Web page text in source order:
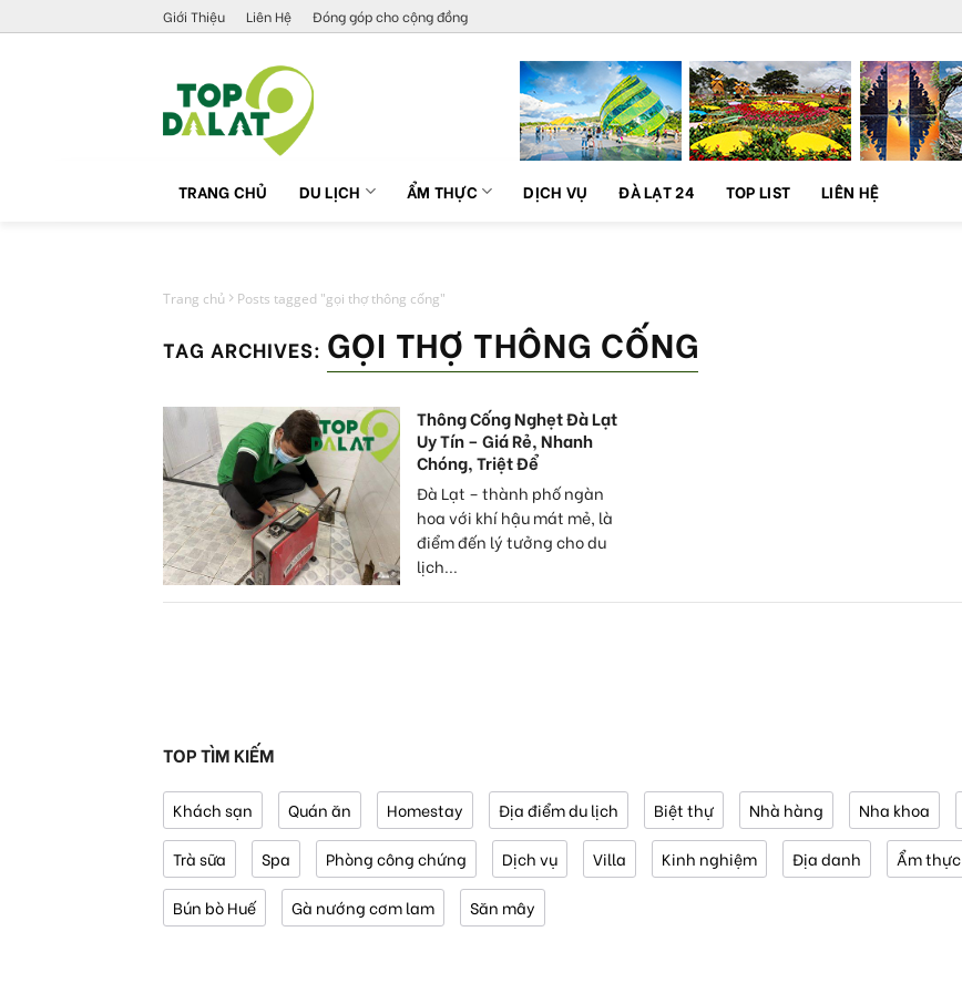
to
Giới Thiệu Liên Hệ Đóng góp cho cộng đồng
TRANG CHỦ DU LỊCH ẨM THỰC DỊCH VỤ ĐÀ LẠT 24 TOP LIST LIÊN HỆ
Trang chủ Posts tagged "gọi thợ thông cống"
TAG ARCHIVES: GỌI THỢ THÔNG CỐNG
Thông Cống Nghẹt Đà Lạt
Uy Tín – Giá Rẻ, Nhanh
Chóng, Triệt Để
Đà Lạt – thành phố ngàn
hoa với khí hậu mát mẻ, là
điểm đến lý tưởng cho du
lịch...
TOP TÌM KIẾM
Khách sạn Quán ăn Homestay Địa điểm du lịch Biệt thự Nhà hàng Nha khoa
Trà sữa Spa Phòng công chứng Dịch vụ Villa Kinh nghiệm Địa danh Ẩm thực
Bún bò Huế Gà nướng cơm lam Săn mây